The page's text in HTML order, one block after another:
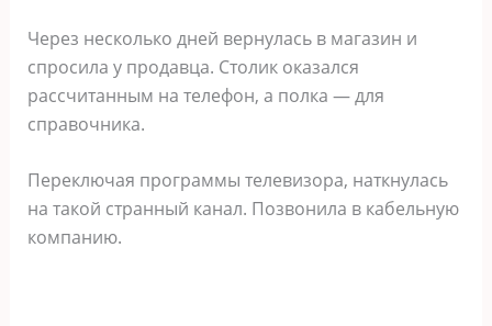
Через несколько дней вернулась в магазин и
спросила у продавца. Столик оказался
рассчитанным на телефон, а полка — для
справочника.
Переключая программы телевизора, наткнулась
на такой странный канал. Позвонила в кабельную
компанию.